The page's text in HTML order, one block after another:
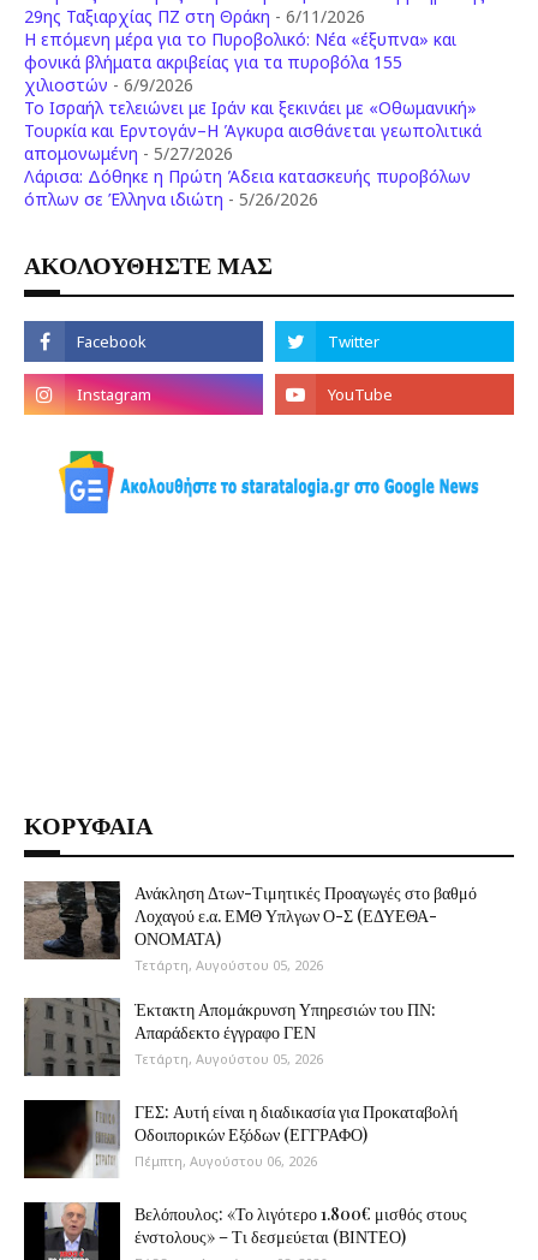
29ης Ταξιαρχίας ΠΖ στη Θράκη - 6/11/2026
Η επόμενη μέρα για το Πυροβολικό: Νέα «έξυπνα» και
φονικά βλήματα ακριβείας για τα πυροβόλα 155
χιλιοστών - 6/9/2026
Το Ισραήλ τελειώνει με Ιράν και ξεκινάει με «Οθωμανική»
Τουρκία και Ερντογάν–Η Άγκυρα αισθάνεται γεωπολιτικά
απομονωμένη - 5/27/2026
Λάρισα: Δόθηκε η Πρώτη Άδεια κατασκευής πυροβόλων
όπλων σε Έλληνα ιδιώτη - 5/26/2026
ΑΚΟΛΟΥΘΗΣΤΕ ΜΑΣ
ΚΟΡΥΦΑΙΑ
Ανάκληση Δτων-Τιμητικές Προαγωγές στο βαθμό
Λοχαγού ε.α. ΕΜΘ Υπλγων Ο-Σ (ΕΔΥΕΘΑ-
ΟΝΟΜΑΤΑ)
Τετάρτη, Αυγούστου 05, 2026
Έκτακτη Απομάκρυνση Υπηρεσιών του ΠΝ:
Απαράδεκτο έγγραφο ΓΕΝ
Τετάρτη, Αυγούστου 05, 2026
ΓΕΣ: Αυτή είναι η διαδικασία για Προκαταβολή
Οδοιπορικών Εξόδων (ΕΓΓΡΑΦΟ)
Πέμπτη, Αυγούστου 06, 2026
Βελόπουλος: «Το λιγότερο 1.800€ μισθός στους
ένστολους» – Τι δεσμεύεται (ΒΙΝΤΕΟ)